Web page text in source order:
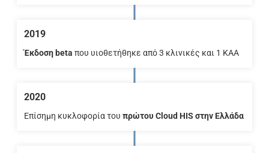
2019
Έκδοση beta που υιοθετήθηκε από 3 κλινικές και 1 ΚΑΑ
2020
Επίσημη κυκλοφορία τουπρώτου Cloud HIS στην Ελλάδα